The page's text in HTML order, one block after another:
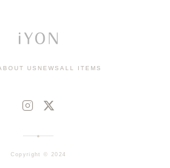
US NEWS ALL ITEMS
Copyright © 2024